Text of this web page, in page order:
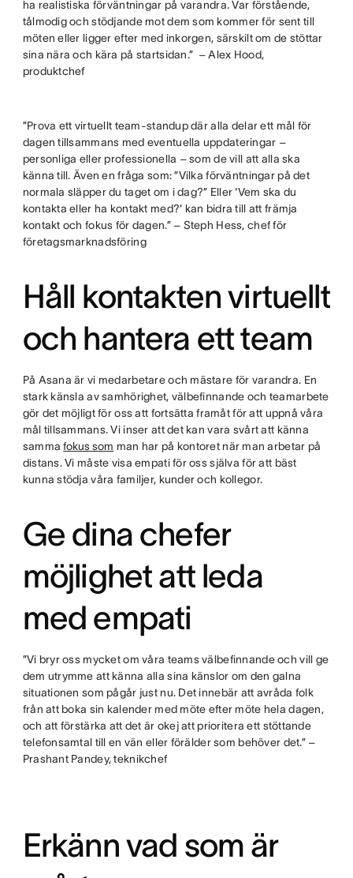
ha realistiska förväntningar på varandra. Var förstående,
tålmodig och stödjande mot dem som kommer för sent till
möten eller ligger efter med inkorgen, särskilt om de stöttar
sina nära och kära på startsidan.” – Alex Hood,
produktchef
”Prova ett virtuellt team-standup där alla delar ett mål för
dagen tillsammans med eventuella uppdateringar –
personliga eller professionella – som de vill att alla ska
känna till. Även en fråga som: ”Vilka förväntningar på det
normala släpper du taget om i dag?” Eller 'Vem ska du
kontakta eller ha kontakt med?' kan bidra till att främja
kontakt och fokus för dagen.” – Steph Hess, chef för
företagsmarknadsföring
Håll kontakten virtuellt
och hantera ett team
På Asana är vi medarbetare och mästare för varandra. En
stark känsla av samhörighet, välbefinnande och teamarbete
gör det möjligt för oss att fortsätta framåt för att uppnå våra
mål tillsammans. Vi inser att det kan vara svårt att känna
sammafokus som man har på kontoret när man arbetar på
distans. Vi måste visa empati för oss själva för att bäst
kunna stödja våra familjer, kunder och kollegor.
Ge dina chefer
möjlighet att leda
med empati
”Vi bryr oss mycket om våra teams välbefinnande och vill ge
dem utrymme att känna alla sina känslor om den galna
situationen som pågår just nu. Det innebär att avråda folk
från att boka sin kalender med möte efter möte hela dagen,
och att förstärka att det är okej att prioritera ett stöttande
telefonsamtal till en vän eller förälder som behöver det.” –
Prashant Pandey, teknikchef
Erkänn vad som är